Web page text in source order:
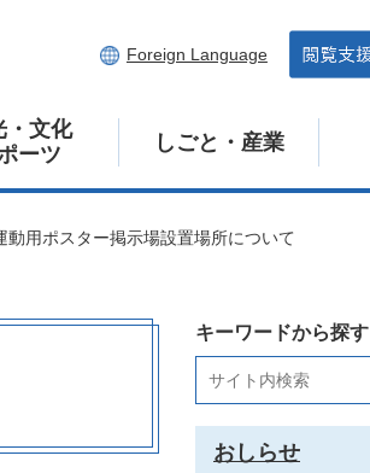
Foreign Language
・文化
ーツ
しごと・産業
動用ポスター掲示場設置場所について
キーワードから探す
おしらせ